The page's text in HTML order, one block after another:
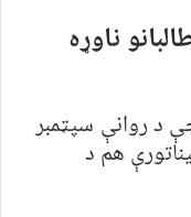
ناوړه
د روانې سپټمبر
هم د